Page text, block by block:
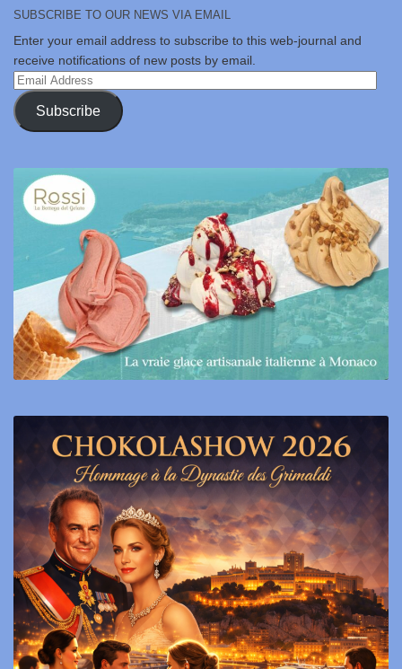
SUBSCRIBE TO OUR NEWS VIA EMAIL
Enter your email address to subscribe to this web-journal and
receive notifications of new posts by email.
Email
Address
Subscribe